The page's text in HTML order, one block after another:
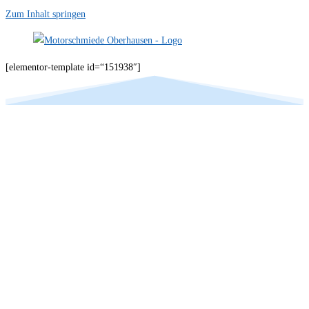
Zum Inhalt springen
[elementor-template id=“151938″]